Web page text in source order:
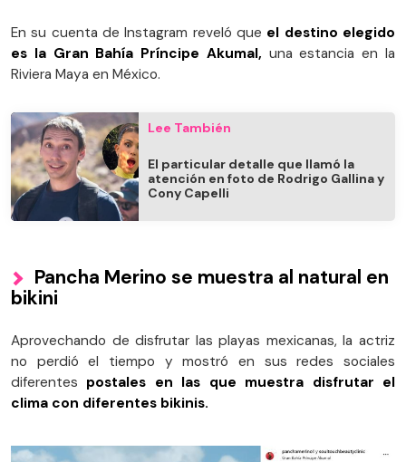
En su cuenta de Instagram reveló que el destino elegido
es la Gran Bahía Príncipe Akumal, una estancia en la
Riviera Maya en México.
Lee También
El particular detalle que llamó la
atención en foto de Rodrigo Gallina y
Cony Capelli
Pancha Merino se muestra al natural en
bikini
Aprovechando de disfrutar las playas mexicanas, la actriz
no perdió el tiempo y mostró en sus redes sociales
diferentes postales en las que muestra disfrutar el
clima con diferentes bikinis.